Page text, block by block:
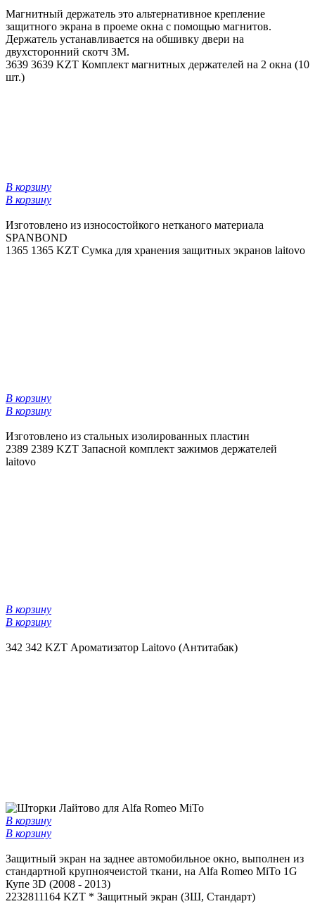
Магнитный держатель это альтернативное крепление
защитного экрана в проеме окна с помощью магнитов.
Держатель устанавливается на обшивку двери на
двухсторонний скотч 3М.
3639 3639 KZT Комплект магнитных держателей на 2 окна (10
шт.)
В корзину
В корзину
Изготовлено из износостойкого нетканого материала
SPANBOND
1365 1365 KZT Сумка для хранения защитных экранов laitovo
В корзину
В корзину
Изготовлено из стальных изолированных пластин
2389 2389 KZT Запасной комплект зажимов держателей
laitovo
В корзину
В корзину
342 342 KZT Ароматизатор Laitovo (Антитабак)
В корзину
В корзину
Защитный экран на заднее автомобильное окно, выполнен из
стандартной крупноячеистой ткани, на Alfa Romeo MiTo 1G
Купе 3D (2008 - 2013)
2232811164 KZT * Защитный экран (ЗШ, Стандарт)